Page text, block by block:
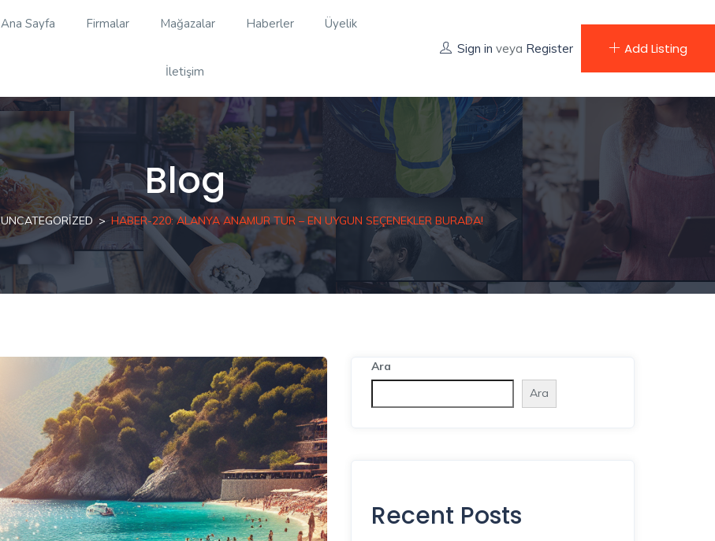
Ana Sayfa Firmalar Mağazalar Haberler Üyelik
İletişim
Sign in veya Register Add Listing
Blog
UNCATEGORIZED HABER-220: ALANYA ANAMUR TUR – EN UYGUN SEÇENEKLER BURADA!
Ara
Ara
Recent Posts